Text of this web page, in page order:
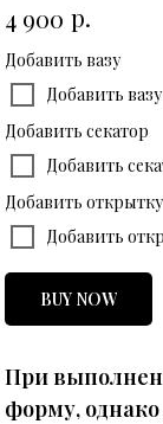
4 900 р.
Добавить вазу
Добавить
Добавить секатор
Добавить
Добавить открытку
Добавить
BUY NOW
При
форму,